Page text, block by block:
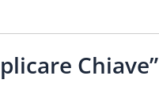
Chiave”